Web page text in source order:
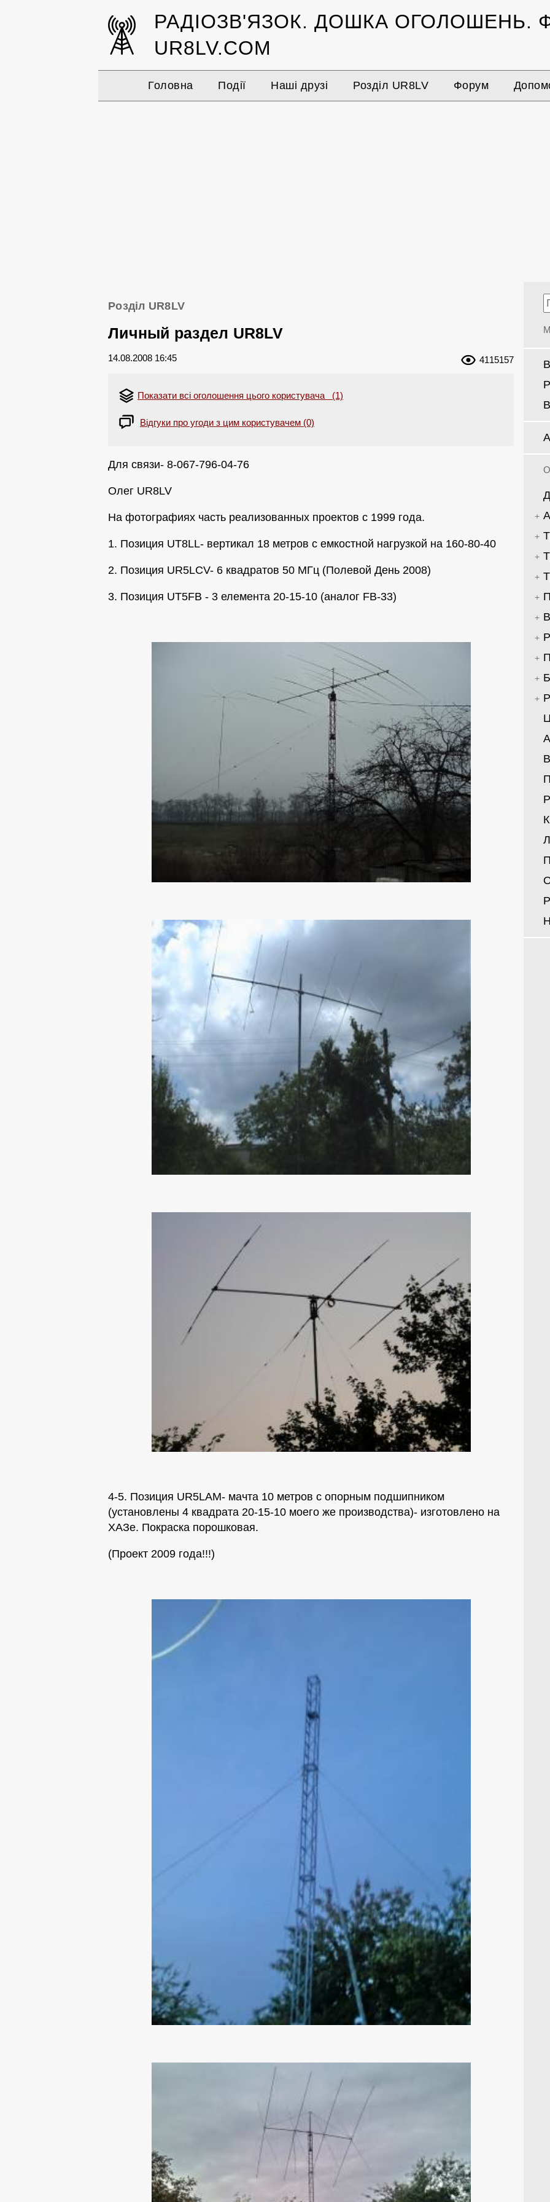
РАДІОЗВ'ЯЗОК. ДОШКА ОГОЛОШЕНЬ.
UR8LV.COM
Головна Події Наші друзі Розділ UR8LV Форум
Розділ UR8LV
Личный раздел UR8LV
14.08.2008 16:45 4115157
Показати всі оголошення цього користувача (1)
Відгуки про угоди з цим користувачем (0)
Для связи- 8-067-796-04-76
Олег UR8LV
На фотографиях часть реализованных проектов с 1999 года.
1. Позиция UT8LL- вертикал 18 метров с емкостной нагрузкой на 160-80-40
2. Позиция UR5LCV- 6 квадратов 50 МГц (Полевой День 2008)
3. Позиция UT5FB - 3 елемента 20-15-10 (аналог FB-33)
4-5. Позиция UR5LAM- мачта 10 метров с опорным подшипником
(установлены 4 квадрата 20-15-10 моего же производства)- изготовлено на
ХАЗе. Покраска порошковая.
(Проект 2009 года!!!)